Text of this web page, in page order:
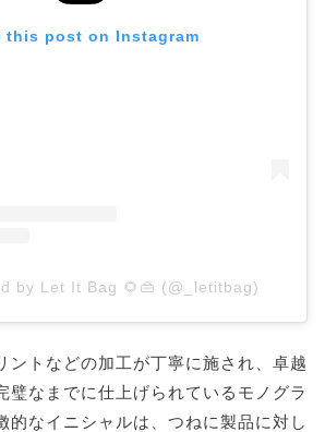
this post on Instagram
by Let It Bag 🌻👜 (@_letitbag)
ントなどの加工が丁寧に施され、卓越
璧なまでに仕上げられているモノグラ
的なイニシャルは、つねに製品に対し